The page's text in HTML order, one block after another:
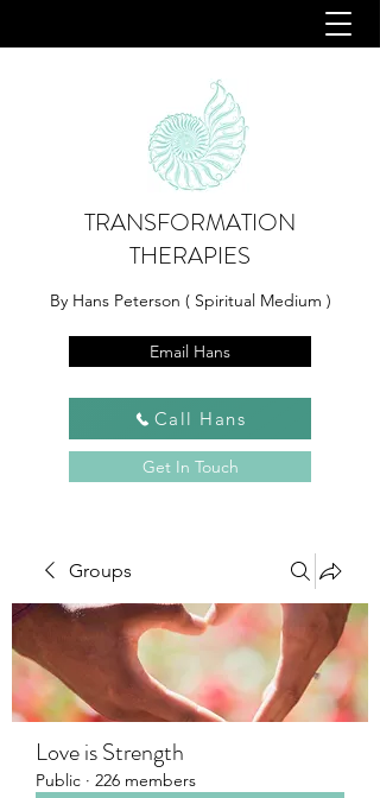
TRANSFORMATION
THERAPIES
By Hans Peterson ( Spiritual Medium )
Email Hans
Call Hans
Get In Touch
Groups
Love is Strength
Public · 226 members